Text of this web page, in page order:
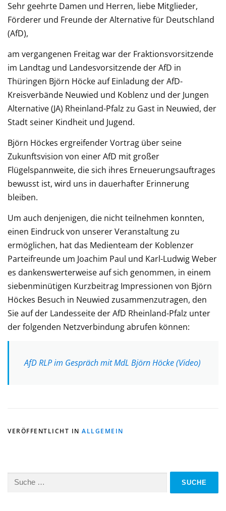
Sehr geehrte Damen und Herren, liebe Mitglieder,
Förderer und Freunde der Alternative für Deutschland
(AfD),
am vergangenen Freitag war der Fraktionsvorsitzende
im Landtag und Landesvorsitzende der AfD in
Thüringen Björn Höcke auf Einladung der AfD-
Kreisverbände Neuwied und Koblenz und der Jungen
Alternative (JA) Rheinland-Pfalz zu Gast in Neuwied, der
Stadt seiner Kindheit und Jugend.
Björn Höckes ergreifender Vortrag über seine
Zukunftsvision von einer AfD mit großer
Flügelspannweite, die sich ihres Erneuerungsauftrages
bewusst ist, wird uns in dauerhafter Erinnerung
bleiben.
Um auch denjenigen, die nicht teilnehmen konnten,
einen Eindruck von unserer Veranstaltung zu
ermöglichen, hat das Medienteam der Koblenzer
Parteifreunde um Joachim Paul und Karl-Ludwig Weber
es dankenswerterweise auf sich genommen, in einem
siebenminütigen Kurzbeitrag Impressionen von Björn
Höckes Besuch in Neuwied zusammenzutragen, den
Sie auf der Landesseite der AfD Rheinland-Pfalz unter
der folgenden Netzverbindung abrufen können:
AfD RLP im Gespräch mit MdL Björn Höcke (Video)
VERÖFFENTLICHT IN ALLGEMEIN
Suche